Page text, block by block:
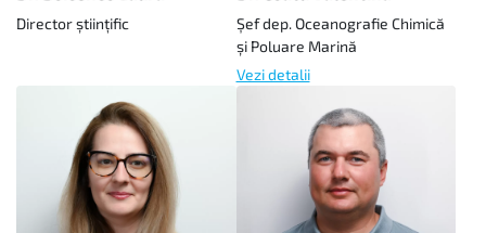
Director științific
Şef dep. Oceanografie Chimică
şi Poluare Marină
Vezi detalii